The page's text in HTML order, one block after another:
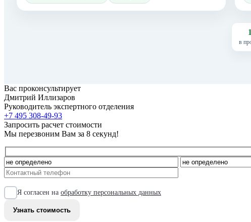
в
Вас проконсультирует
Дмитрий Иллизаров
Руководитель экспертного отделения
+7 495 308-49-93
Запросить расчет стоимости
Мы перезвоним Вам за 8 секунд!
Я согласен на обработку персональных данных